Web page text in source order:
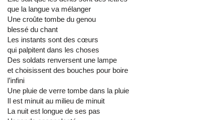
que la langue va mélanger
Une croûte tombe du genou
blessé du chant
Les instants sont des cœurs
qui palpitent dans les choses
Des soldats renversent une lampe
et choisissent des bouches pour boire
l’infini
Une pluie de verre tombe dans la pluie
Il est minuit au milieu de minuit
La nuit est longue de ses pas